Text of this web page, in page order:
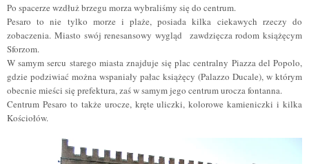
Po spacerze wzdłuż brzegu morza wybraliśmy się do centrum.
Pesaro to nie tylko morze i plaże, posiada kilka ciekawych rzeczy do
zobaczenia. Miasto swój renesansowy wygląd zawdzięcza rodom książęcym
Sforzom.
W samym sercu starego miasta znajduje się plac centralny Piazza del Popolo,
gdzie podziwiać można wspaniały pałac książęcy (Palazzo Ducale), w którym
obecnie mieści się prefektura, zaś w samym jego centrum urocza fontanna.
Centrum Pesaro to także urocze, kręte uliczki, kolorowe kamieniczki i kilka
Kościołów.